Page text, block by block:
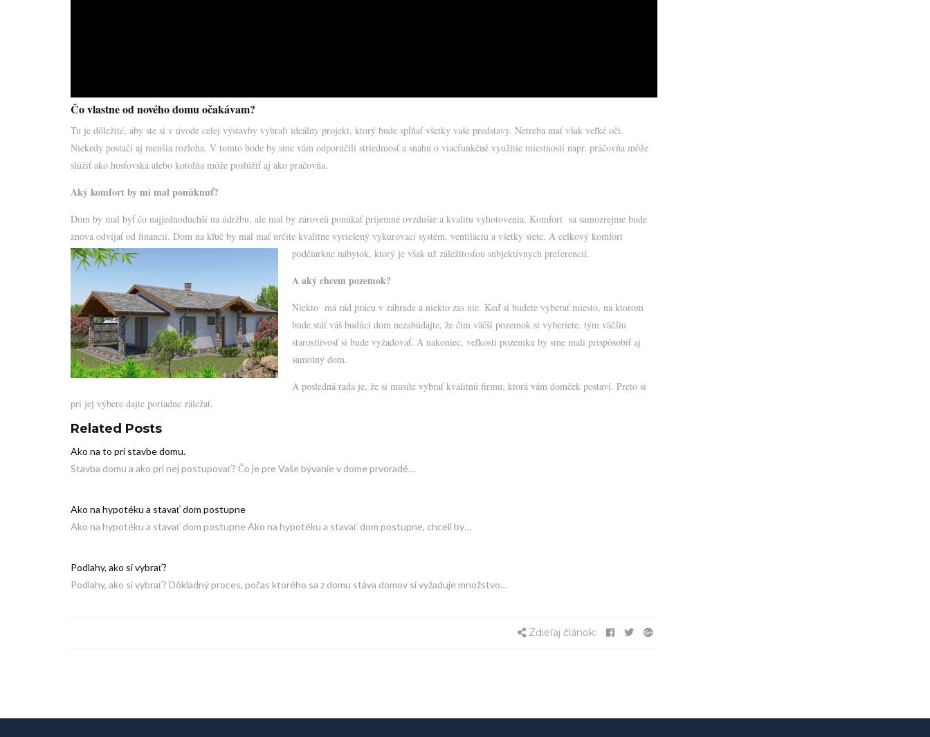
Čo vlastne od nového domu očakávam?
Tu je dôležité, aby ste si v úvode celej výstavby vybrali ideálny projekt, ktorý bude spĺňať všetky vaše predstavy. Netreba mať však veľké oči.
Niekedy postačí aj menšia rozloha. V tomto bode by sme vám odporučili striedmosť a snahu o viacfunkčné využitie miestností napr. práčovňa môže
slúžiť ako hosťovská alebo kotolňa môže poslúžiť aj ako práčovňa.
Aký komfort by mi mal ponúknuť?
Dom by mal byť čo najjednoduchší na údržbu, ale mal by zároveň ponúkať príjemné ovzdušie a kvalitu vyhotovenia. Komfort sa samozrejme bude
znova odvíjať od financií. Dom na kľuč by mal mať určite kvalitne vyriešený vykurovací systém, ventiláciu a všetky siete. A celkový komfort
podčiarkne nábytok, ktorý je však už záležitosťou subjektívnych preferencií.
A aký chcem pozemok?
Niekto má rád prácu v záhrade a niekto zas nie. Keď si budete vyberať miesto, na ktorom
bude stáť váš budúci dom nezabúdajte, že čím väčší pozemok si vyberiete, tým väčšiu
starostlivosť si bude vyžadovať. A nakoniec, veľkosti pozemku by sme mali prispôsobiť aj
samotný dom.
A posledná rada je, že si musíte vybrať kvalitnú firmu, ktorá vám domček postaví. Preto si
pri jej výbere dajte poriadne záležať.
Related Posts
Ako na to pri stavbe domu.
Stavba domu a ako pri nej postupovať? Čo je pre Vaše bývanie v dome prvoradé…
Ako na hypotéku a stavať dom postupne
Ako na hypotéku a stavať dom postupne Ako na hypotéku a stavať dom postupne, chceli by…
Podlahy, ako si vybrať?
Podlahy, ako si vybrať? Dôkladný proces, počas ktorého sa z domu stáva domov si vyžaduje množstvo…
Zdieľaj článok: